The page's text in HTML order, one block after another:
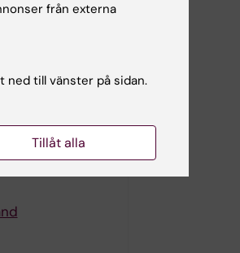
2010;36(5):449-
related
från externa
ned till vänster på sidan.
Tillåt alla